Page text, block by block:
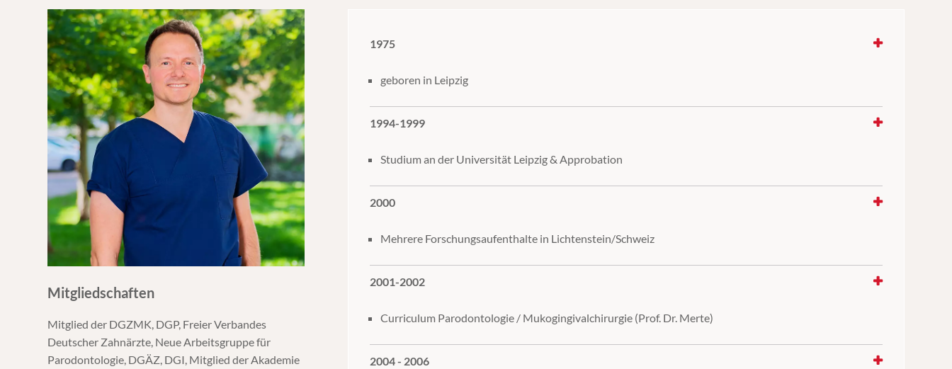
Mitgliedschaften
Mitglied der DGZMK, DGP, Freier Verbandes
Deutscher Zahnärzte, Neue Arbeitsgruppe für
Parodontologie, DGÄZ, DGI, Mitglied der Akademie
1975
geboren in Leipzig
1994-1999
Studium an der Universität Leipzig & Approbation
2000
Mehrere Forschungsaufenthalte in Lichtenstein/Schweiz
2001-2002
Curriculum Parodontologie / Mukogingivalchirurgie (Prof. Dr. Merte)
2004 - 2006